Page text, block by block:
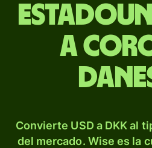
a
Convierte USD a DKK al
del mercado. Wise es la